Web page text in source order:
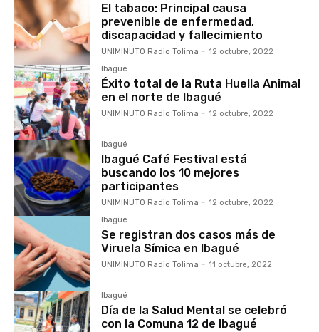
El tabaco: Principal causa
prevenible de enfermedad,
discapacidad y fallecimiento
UNIMINUTO Radio Tolima - 12 octubre, 2022
Ibagué
Éxito total de la Ruta Huella Animal
en el norte de Ibagué
UNIMINUTO Radio Tolima - 12 octubre, 2022
Ibagué
Ibagué Café Festival está
buscando los 10 mejores
participantes
UNIMINUTO Radio Tolima - 12 octubre, 2022
Ibagué
Se registran dos casos más de
Viruela Símica en Ibagué
UNIMINUTO Radio Tolima - 11 octubre, 2022
Ibagué
Día de la Salud Mental se celebró
con la Comuna 12 de Ibagué